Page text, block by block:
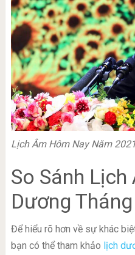
Lịch Âm Hôm Nay Năm
So Sánh Lịch
Dương
Để hiểu rõ hơn về sự khác
bạn có thể tham khảo lịch